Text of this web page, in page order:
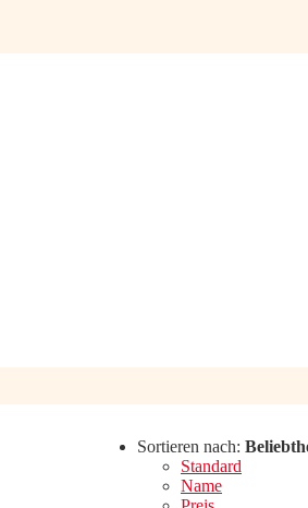
Sortieren nach:
Standard
Name